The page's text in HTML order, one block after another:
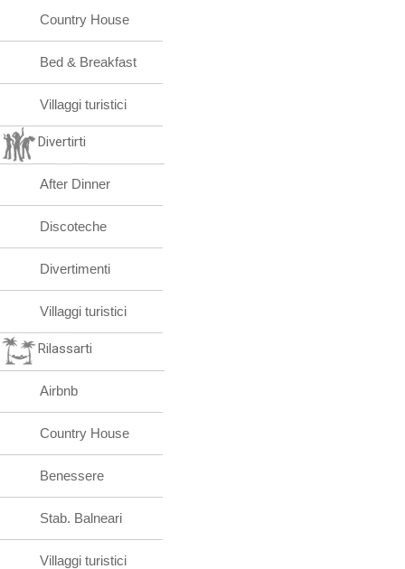
Country House
Bed & Breakfast
Villaggi turistici
Divertirti
After Dinner
Discoteche
Divertimenti
Villaggi turistici
Rilassarti
Airbnb
Country House
Benessere
Stab. Balneari
Villaggi turistici